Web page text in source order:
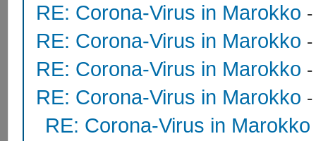
RE: Corona-Virus in Marokko
RE: Corona-Virus in Marokko
RE: Corona-Virus in Marokko
RE: Corona-Virus in Marokko
RE: Corona-Virus in Marokko